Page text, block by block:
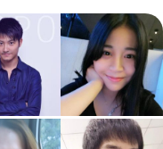
重的是
靠，对
联系
说开了
，孝顺